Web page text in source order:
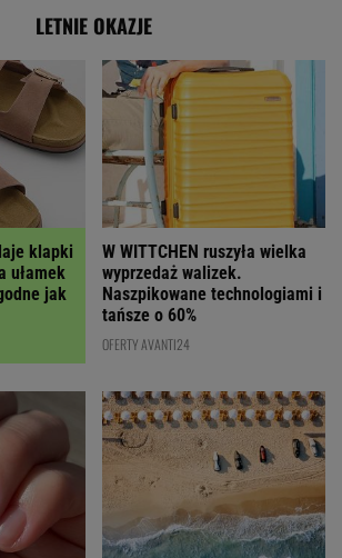
LETNIE OKAZJE
klapki
ułamek
jak
W WITTCHEN ruszyła wielka
wyprzedaż walizek.
Naszpikowane technologiami i
tańsze o 60%
OFERTY AVANTI24